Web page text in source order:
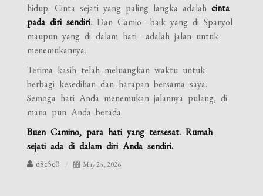
hidup. Cinta sejati yang paling langka adalahcinta
pada diri sendiri. Dan Camio—baik yang di Spanyol
maupun yang di dalam hati—adalah jalan untuk
menemukannya.
Terima kasih telah meluangkan waktu untuk
berbagi kesedihan dan harapan bersama saya.
Semoga hati Anda menemukan jalannya pulang, di
mana pun Anda berada.
Buen Camino, para hati yang tersesat. Rumah
sejati ada di dalam diri Anda sendiri.
d8e5e0 May 25, 2026